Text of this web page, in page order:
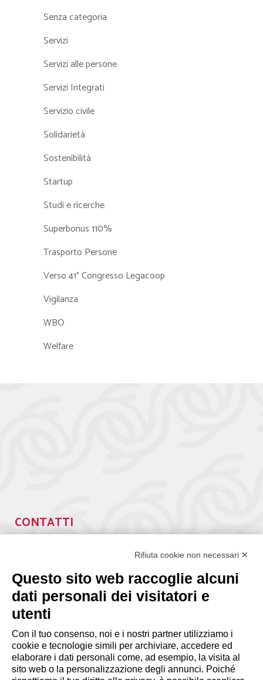
Senza categoria
Servizi
Servizi alle persone
Servizi Integrati
Servizio civile
Solidarietà
Sostenibilità
Startup
Studi e ricerche
Superbonus 110%
Trasporto Persone
Verso 41° Congresso Legacoop
Vigilanza
WBO
Welfare
CONTATTI
segreteria@lps.coop
INFORMAZIONI
Rifiuta cookie non necessari ✕
Questo sito web raccoglie alcuni
dati personali dei visitatori e
utenti
Con il tuo consenso, noi e i nostri partner utilizziamo i
cookie e tecnologie simili per archiviare, accedere ed
elaborare i dati personali come, ad esempio, la visita al
sito web o la personalizzazione degli annunci. Poiché